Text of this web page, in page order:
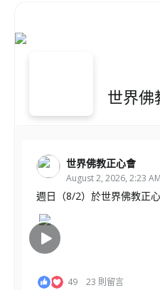
世界佛
世界佛教正心會
August 2, 2026, 2:23 AM
週日（8/2）於世界佛教正
49 23 則留言